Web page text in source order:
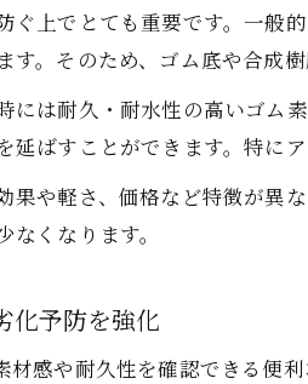
ぐ上でとても重要です。一般
。そのため、ゴム底や合成
には耐久・耐水性の高いゴム
延ばすことができます。特に
果や軽さ、価格など特徴が異
くなります。
化予防を強化
材感や耐久性を確認できる便